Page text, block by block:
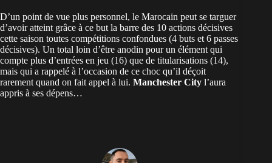
D’un point de vue plus personnel, le Marocain peut se targuer
d’avoir atteint grâce à ce but la barre des 10 actions décisives
cette saison toutes compétitions confondues (4 buts et 6 passes
décisives). Un total loin d’être anodin pour un élément qui
compte plus d’entrées en jeu (16) que de titularisations (14),
mais qui a rappelé à l’occasion de ce choc qu’il déçoit
rarement quand on fait appel à lui. Manchester City l’aura
appris à ses dépens…